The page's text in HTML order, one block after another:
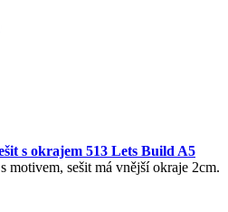
s okrajem 513 Lets Build A5
s motivem, sešit má vnější okraje 2cm.